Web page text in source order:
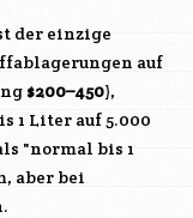
der einzige
auf
$200–450),
1 Liter auf 5.000
"normal bis 1
aber bei